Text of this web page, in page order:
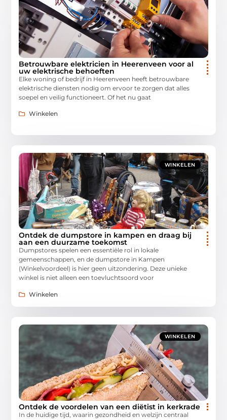
Betrouwbare elektricien in Heerenveen voor al
uw elektrische behoeften
Elke woning of bedrijf in Heerenveen heeft betrouwbare
elektrische diensten nodig om ervoor te zorgen dat alles
soepel en veilig functioneert. Of het nu gaat
Winkelen
WINKELEN
Ontdek de dumpstore in kampen en draag bij
aan een duurzame toekomst
Dumpstores spelen een essentiële rol in lokale
gemeenschappen, en de dumpstore in Kampen
(Winkelvoordeel) is hier geen uitzondering. Deze unieke
winkel is niet alleen een toevluchtsoord voor
Winkelen
WINKELEN
Ontdek de voordelen van een diëtist in kerkrade
In de huidige tijd, waarin gezondheid en welzijn centraal